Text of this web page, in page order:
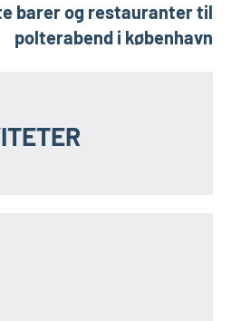
barer og restauranter til
polterabend i københavn